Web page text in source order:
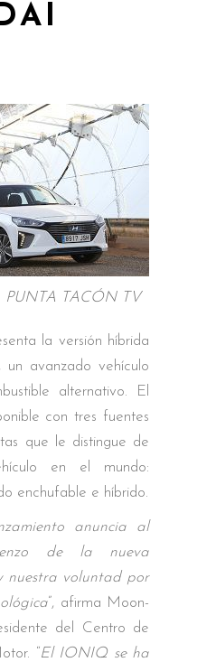
TACÓN TV
la versión híbrida
avanzado vehículo
alternativo. El
con tres fuentes
que le distingue de
en el mundo:
enchufable e híbrido.
anuncia al
de la nueva
nuestra voluntad por
”, afirma Moon-
del Centro de
“El IONIQ se ha